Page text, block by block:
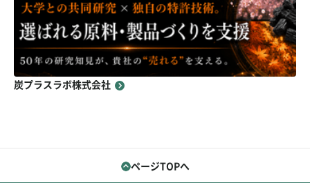
炭プラスラボ株式会社
ページTOPへ